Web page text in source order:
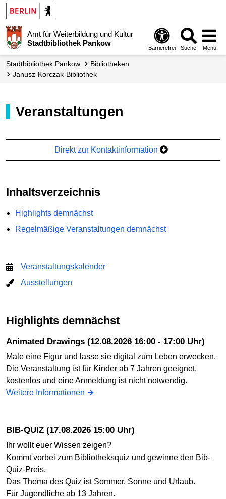
Amt für Weiterbildung und Kultur
Stadtbibliothek Pankow
Barrierefrei Suche Menü
Stadt­bibliothek Pankow
Bibliotheken
Janusz-Korczak-Bibliothek
Veranstaltungen
Direkt zur Kontaktinformation
Inhaltsverzeichnis
Highlights demnächst
Regelmäßige Veranstaltungen demnächst
Veranstaltungskalender
Ausstellungen
Highlights demnächst
Animated Drawings (12.08.2026 16:00 - 17:00 Uhr)
Male eine Figur und lasse sie digital zum Leben erwecken.
Die Veranstaltung ist für Kinder ab 7 Jahren geeignet,
kostenlos und eine Anmeldung ist nicht notwendig.
Weitere Informationen
BIB-QUIZ (17.08.2026 15:00 Uhr)
Ihr wollt euer Wissen zeigen?
Kommt vorbei zum Bibliotheksquiz und gewinne den Bib-
Quiz-Preis.
Das Thema des Quiz ist Sommer, Sonne und Urlaub.
Für Jugendliche ab 13 Jahren.